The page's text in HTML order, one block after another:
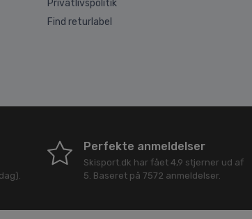
Privatlivspolitik
Find returlabel
Perfekte anmeldelser
Skisport.dk har fået 4,9 stjerner ud af
5 . Baseret på 7572 anmeldelser.